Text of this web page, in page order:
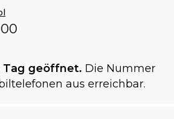
Tag geöffnet. Die Nummer
aus erreichbar.